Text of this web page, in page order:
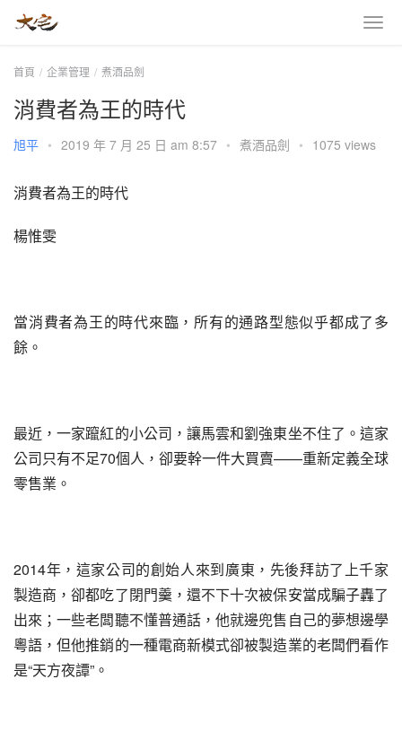
首頁 企業管理 煮酒品劍
消費者為王的時代
旭平 • 2019 年 7 月 25 日 am 8:57 • 煮酒品劍 • 1075 views
消費者為王的時代
楊惟雯
當消費者為王的時代來臨，所有的通路型態似乎都成了多
餘。
最近，一家躥紅的小公司，讓馬雲和劉強東坐不住了。這家
公司只有不足70個人，卻要幹一件大買賣——重新定義全球
零售業。
2014年，這家公司的創始人來到廣東，先後拜訪了上千家
製造商，卻都吃了閉門羹，還不下十次被保安當成騙子轟了
出來；一些老闆聽不懂普通話，他就邊兜售自己的夢想邊學
粵語，但他推銷的一種電商新模式卻被製造業的老闆們看作
是“天方夜譚”。